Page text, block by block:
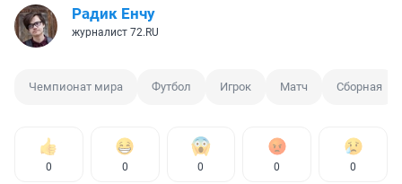
Радик Енчу
журналист 72.RU
Чемпионат мира Футбол Игрок Матч Сборная
0 0 0 0 0